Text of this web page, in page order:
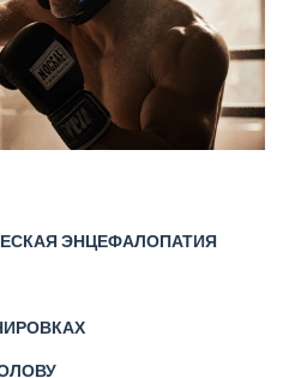
ЭНЦЕФАЛОПАТИЯ